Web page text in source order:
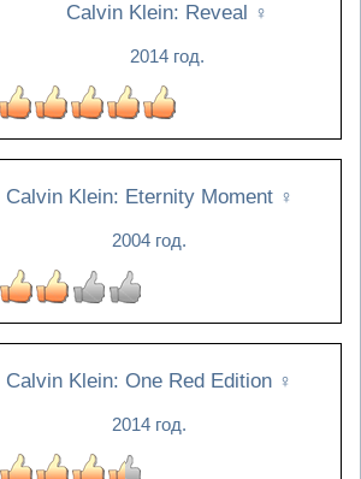
Calvin Klein: Reveal ♀
2014 год.
Calvin Klein: Eternity Moment ♀
2004 год.
Calvin Klein: One Red Edition ♀
2014 год.